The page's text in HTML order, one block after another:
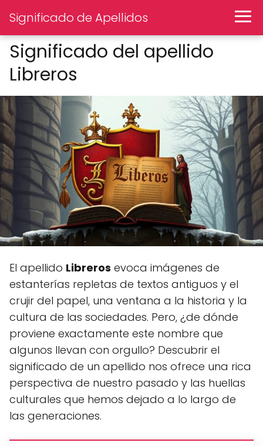
Significado de Apellidos
Significado del apellido
Libreros
El apellido Libreros evoca imágenes de
estanterías repletas de textos antiguos y el
crujir del papel, una ventana a la historia y la
cultura de las sociedades. Pero, ¿de dónde
proviene exactamente este nombre que
algunos llevan con orgullo? Descubrir el
significado de un apellido nos ofrece una rica
perspectiva de nuestro pasado y las huellas
culturales que hemos dejado a lo largo de
las generaciones.